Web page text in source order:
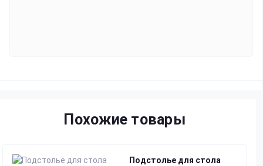
Похожие товары
Подстолье для стола